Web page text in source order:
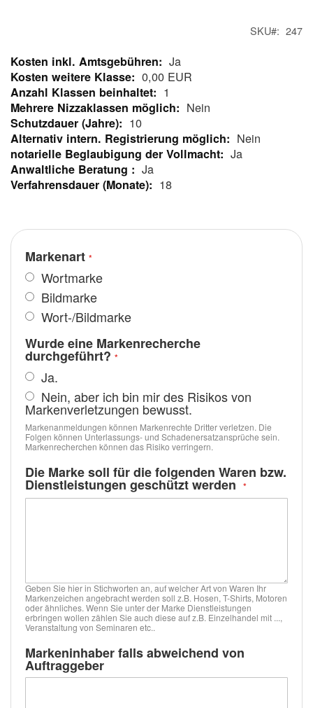
SKU 247
Mehr
Informationen
Ja
0,00 EUR
1
Nein
10
Nein
Ja
Ja
18
Markenart
Wortmarke
Bildmarke
Wort-/Bildmarke
Wurde eine Markenrecherche
durchgeführt?
Ja.
Nein, aber ich bin mir des Risikos von
Markenverletzungen bewusst.
Markenanmeldungen können Markenrechte Dritter verletzen. Die
Folgen können Unterlassungs- und Schadenersatzansprüche sein.
Markenrecherchen können das Risiko verringern.
Die Marke soll für die folgenden Waren bzw.
Dienstleistungen geschützt werden
Geben Sie hier in Stichworten an, auf welcher Art von Waren Ihr
Markenzeichen angebracht werden soll z.B. Hosen, T-Shirts, Motoren
oder ähnliches. Wenn Sie unter der Marke Dienstleistungen
erbringen wollen zählen Sie auch diese auf z.B. Einzelhandel mit ...,
Veranstaltung von Seminaren etc..
Markeninhaber falls abweichend von
Auftraggeber